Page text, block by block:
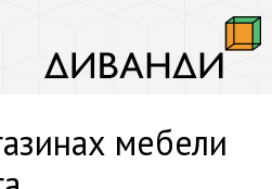
мебели